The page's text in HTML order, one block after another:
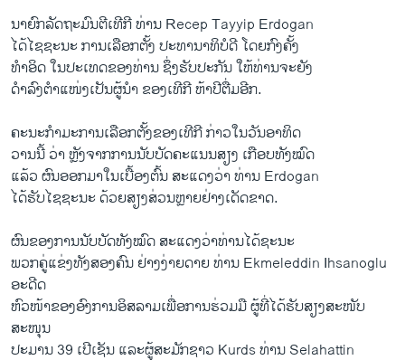
ລາຍການກະຈາຍສຽງ
ລາຍງານ
ຕິດຕາມພວກເຮົາ ທີ່
ພາສາຕ່າງໆ
ນາຍົກລັດຖະມົນຕີ​ເທີ​ກີ ທ່ານ Recep Tayyip Erdogan
​ໄດ້ໄຊຊະນະ ​ການ​ເລືອກ​ຕັ້ງ ປະທານາທິບໍດີ​ ໂດຍ​ກົງຄັ້ງ
ທຳ​ອິດ ໃນປະ​ເທດ​ຂອງທ່ານ ຊຶ່ງຮັບປະກັນ ໃຫ້ທ່ານ​ຈະ​ຍັງ
​ດຳລົງ​ຕຳ​ແໜ່​ງເປັນ​ຜູ້ນຳ ​ຂອງ​ເທີ​ກີ ​ຫ້າ​ປີ​ຕື່ມ​ອີກ.
ຄະນະ​ກຳມະການ​ເລືອກ​ຕັ້ງຂອງ​ເທີ​ກີ ກ່າວ​ໃນ​ວັນ​ອາທິດ​
ວານ​ນີ້ ວ່າ ຫຼັງ​ຈາກການນັບ​ບັດຄະ​ແນນສຽງ ເກືອບທັງ​ໝົດ
​ແລ້ວ ຜົນ​ອອກ​ມາ​ໃນ​ເບື້ອງ​ຕົ້ນ ສະ​ແດງ​ວ່າ ທ່ານ Erdogan
​ໄດ້​ຮັບ​ໄຊຊະນະ ດ້ວຍ​ສຽງສ່ວນ​ຫຼາຍຢ່າງ​ເດັດຂາດ.
ຜົນ​ຂອງ​ການ​ນັບ​ບັດ​ທັງ​ໝົດ ສະ​ແດງວ່າ​ທ່ານໄດ້​ຊະນະ
​ພວກ​ຄູ່​ແຂ່ງ​ທັງ​ສອງ​ຄົນ ​ຢ່າງ​ງ່າຍ​ດາຍ ທ່ານ Ekmeleddin Ihsanoglu
ອະດີດ
​ຫົວໜ້າຂອງ​ອົງການ​ອິສລາມ​ເພື່ອ​ການ​ຮ່ວມ​ມື ຜູ້​ທີ່​ໄດ້​ຮັບສຽງສະໜັບ
ສະໜຸນ
ປະມານ 39 ເປີ​ເຊັນ ​ແລະຜູ້​ສະມັກ​ຊາວ Kurds ທ່ານ Selahattin